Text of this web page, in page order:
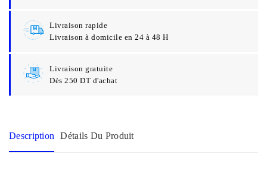
Livraison rapide
Livraison à domicile en 24 à 48 H
Livraison gratuite
Dès 250 DT d'achat
Description Détails Du Produit